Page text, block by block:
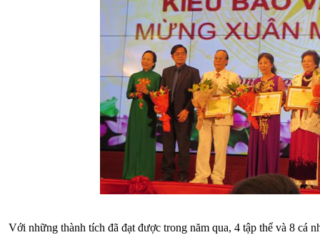
Với những thành tích đã đạt được trong năm qua, 4 tập thể và 8 cá